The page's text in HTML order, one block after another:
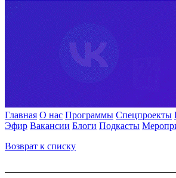
Главная О нас Программы Спецпроекты
Эфир Вакансии Блоги Подкасты
Возврат к списку